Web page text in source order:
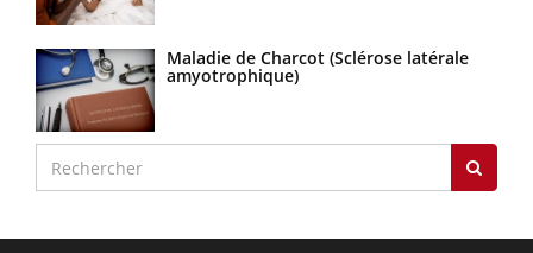
Maladie de Charcot (Sclérose latérale
amyotrophique)